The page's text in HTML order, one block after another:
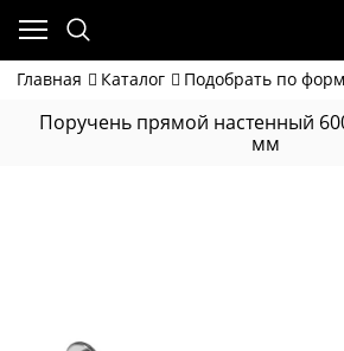
Главная Каталог Подобрать по
Поручень прямой настенный
мм